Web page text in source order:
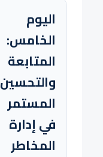
اليوم
الخامس:
المتابعة
والتحسين
المستمر
في إدارة
المخاطر